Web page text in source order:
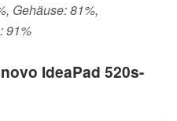
Gehäuse: 81%,
91%
IdeaPad 520s-